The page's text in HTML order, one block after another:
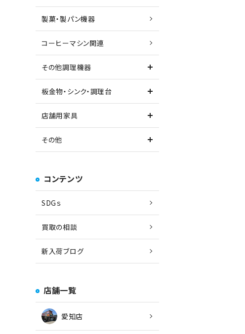
製菓・製パン機器
コーヒーマシン関連
その他調理機器
板金物・シンク・調理台
店舗用家具
その他
コンテンツ
SDGｓ
買取の相談
新入荷ブログ
店舗一覧
愛知店